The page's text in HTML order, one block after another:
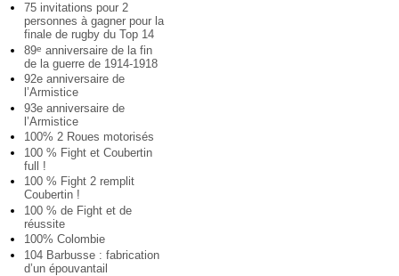
75 invitations pour 2
personnes à gagner pour la
finale de rugby du Top 14
89e anniversaire de la fin
de la guerre de 1914-1918
92e anniversaire de
l’Armistice
93e anniversaire de
l’Armistice
100% 2 Roues motorisés
100 % Fight et Coubertin
full !
100 % Fight 2 remplit
Coubertin !
100 % de Fight et de
réussite
100% Colombie
104 Barbusse : fabrication
d’un épouvantail